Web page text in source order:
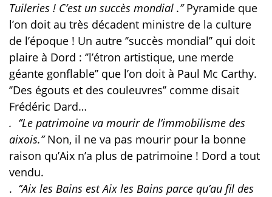
Tuileries ! C’est un succès mondial .’’Pyramide que
l’on doit au très décadent ministre de la culture
de l’époque ! Un autre ‘’succès mondial’’ qui doit
plaire à Dord : ‘’l’étron artistique, une merde
géante gonflable’’ que l’on doit à Paul Mc Carthy.
‘’Des égouts et des couleuvres’’ comme disait
Frédéric Dard…
. ‘’Le patrimoine va mourir de l’immobilisme des
aixois.’’Non, il ne va pas mourir pour la bonne
raison qu’Aix n’a plus de patrimoine ! Dord a tout
vendu.
. ‘’Aix les Bains est Aix les Bains parce qu’au fil des